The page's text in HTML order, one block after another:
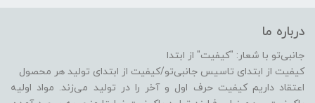
درباره ما
جانبی‌تو با شعار: "کیفیت" از ابتدا
کیفیت از ابتدای تاسیس جانبی‌تو/کیفیت از ابتدای تولید هر محصول
اعتقاد داریم کیفیت حرف اول و آخر را در تولید می‌زند. مواد اولیه